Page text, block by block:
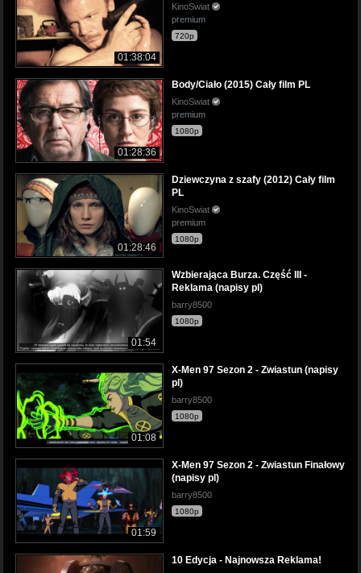
01:38:04
KinoSwiat
premium
720p
01:28:36
Body/Ciało (2015) Cały film PL
KinoSwiat
premium
1080p
01:28:46
Dziewczyna z szafy (2012) Cały film
PL
KinoSwiat
premium
1080p
01:54
Wzbierająca Burza. Część III -
Reklama (napisy pl)
barry8500
1080p
01:08
X-Men 97 Sezon 2 - Zwiastun (napisy
pl)
barry8500
1080p
01:59
X-Men 97 Sezon 2 - Zwiastun Finałowy
(napisy pl)
barry8500
1080p
10 Edycja - Najnowsza Reklama!